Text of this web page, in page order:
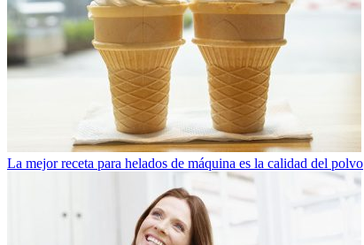
La mejor receta para helados de máquina es la calidad del polvo